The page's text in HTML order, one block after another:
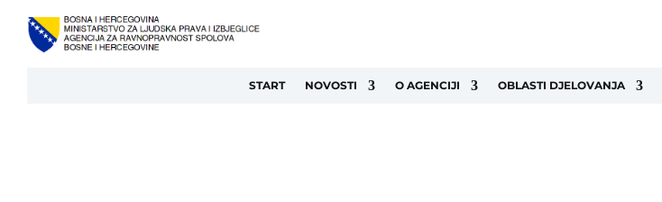
START NOVOSTI O AGENCIJI OBLASTI DJELOVANJA